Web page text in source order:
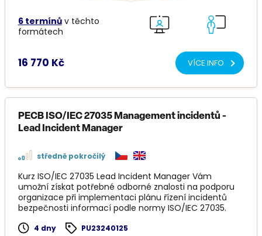
6 termínův těchto
formátech
16 770 Kč VÍCE INFO
PECB ISO/IEC 27035 Management incidentů -
Lead Incident Manager
středně pokročilý
Kurz ISO/IEC 27035 Lead Incident Manager Vám
umožní získat potřebné odborné znalosti na podporu
organizace při implementaci plánu řízení incidentů
bezpečnosti informací podle normy ISO/IEC 27035.
4 dny PU23240125